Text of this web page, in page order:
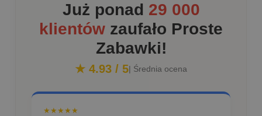
Już ponad 29 000
klientów zaufało Proste
Zabawki!
★ 4.93 / 5| Średnia ocena
★★★★★